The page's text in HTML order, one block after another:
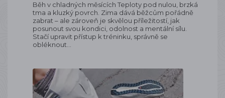
Běh v chladných měsících Teploty pod nulou, brzká
tma a kluzký povrch. Zima dává běžcům pořádně
zabrat – ale zároveň je skvělou příležitostí, jak
posunout svou kondici, odolnost a mentální sílu.
Stačí upravit přístup k tréninku, správně se
obléknout…